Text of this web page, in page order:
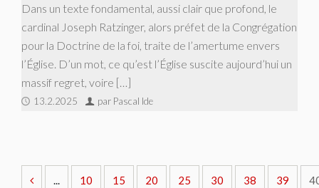
Dans un texte fondamental, aussi clair que profond, le
cardinal Joseph Ratzinger, alors préfet de la Congrégation
pour la Doctrine de la foi, traite de l’amertume envers
l’Église. D’un mot, ce qu’est l’Église suscite aujourd’hui un
massif regret, voire […]
13.2.2025 par Pascal Ide
... 10 15 20 25 30 38 39